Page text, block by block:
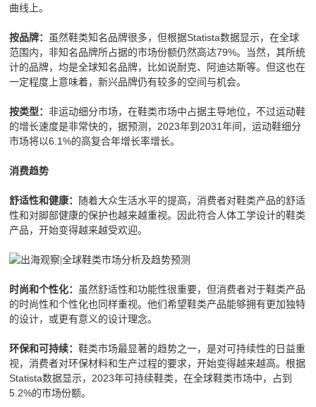
曲线上。
按品牌：
虽然鞋类知名品牌很多，但根据Statista数据显示，在全球
范围内，非知名品牌所占据的市场份额仍然高达79%。当然，其所统
计的品牌，均是全球知名品牌，比如说耐克、阿迪达斯等。但这也在
一定程度上意味着，新兴品牌仍有较多的空间与机会。
按类型：非运动细分市场，在鞋类市场中占据主导地位，不过运动鞋
的增长速度是非常快的，据预测，2023年到2031年间，运动鞋细分
市场将以6.1%的高复合年增长率增长。
消费趋势
舒适性和健康：
随着大众生活水平的提高，消费者对鞋类产品的舒适
性和对脚部健康的保护也越来越重视。因此符合人体工学设计的鞋类
产品，开始变得越来越受欢迎。
时尚和个性化：
虽然舒适性和功能性很重要，但消费者对于鞋类产品
的时尚性和个性化也同样重视。他们希望鞋类产品能够拥有更加独特
的设计，或更有意义的设计理念。
环保和可持续：鞋类市场最显著的趋势之一，是对可持续性的日益重
视，消费者对环保材料和生产过程的要求，开始变得越来越高。根据
Statista数据显示，2023年可持续鞋类，在全球鞋类市场中，占到
5.2%的市场份额。